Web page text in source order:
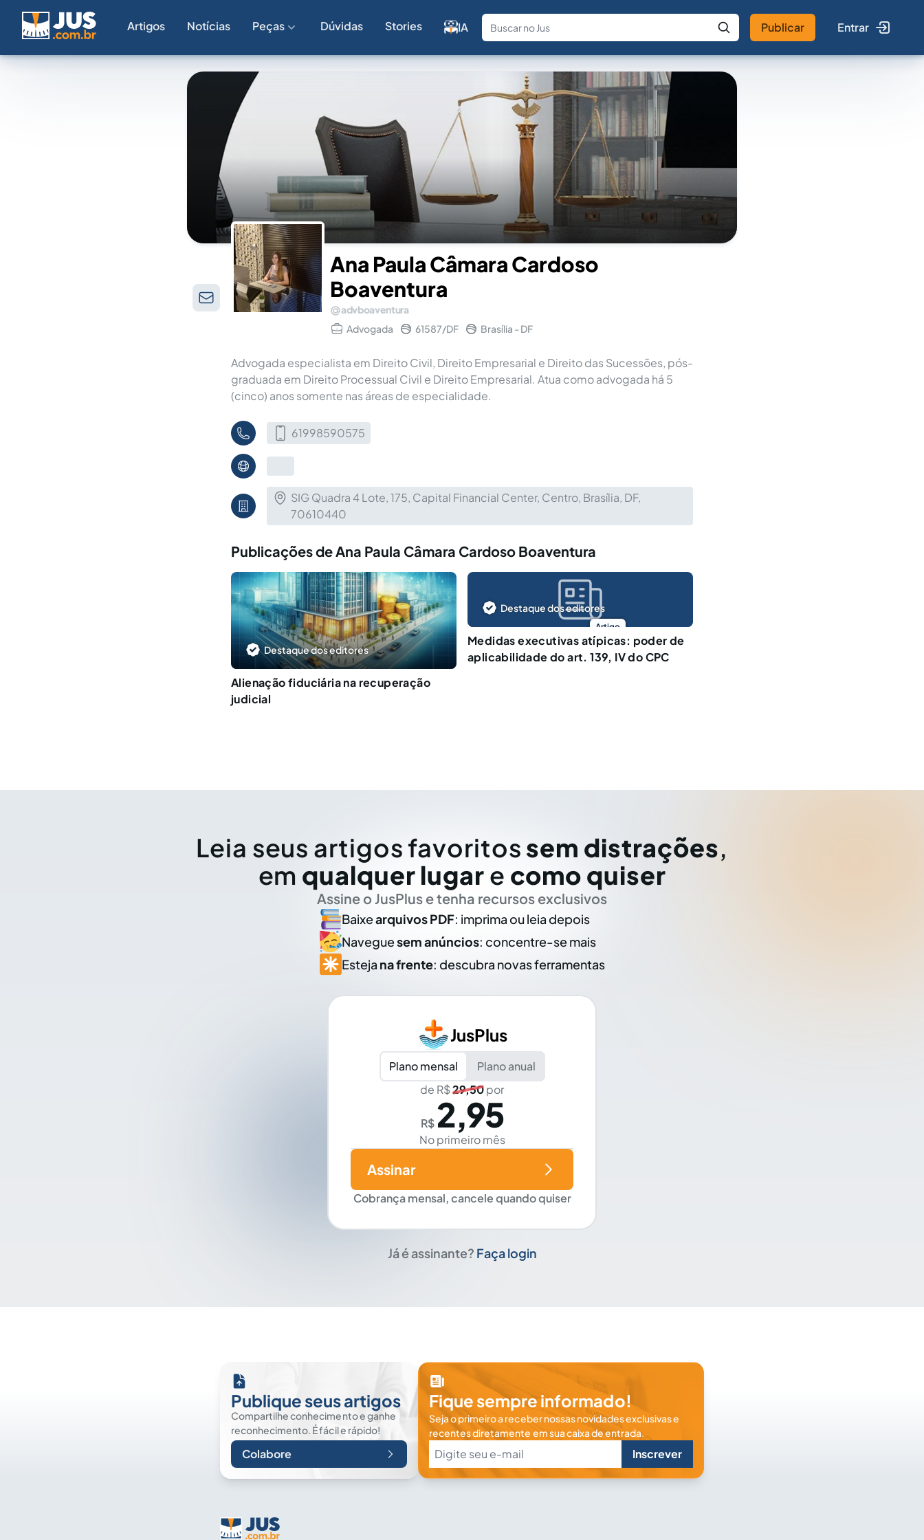
Artigos Notícias Peças Dúvidas Stories IA
Fale com a IA Buscar no Jus
Publicar Entrar
Ana Paula Câmara Cardoso
Boaventura
advboaventura
Advogada
61587/DF Brasília - DF
Advogada especialista em Direito Civil, Direito Empresarial e Direito das Sucessões, pós-
graduada em Direito Processual Civil e Direito Empresarial. Atua como advogada há 5
(cinco) anos somente nas áreas de especialidade.
61998590575
SIG Quadra 4 Lote, 175, Capital Financial Center, Centro, Brasília, DF,
70610440
Publicações de Ana Paula Câmara Cardoso Boaventura
Destaque dos editores
Alienação fiduciária na recuperação
judicial
Artigo
Destaque dos editores
Medidas executivas atípicas: poder de
aplicabilidade do art. 139, IV do CPC
Leia seus artigos favoritos sem distrações,
em qualquer lugar e como quiser
Assine o JusPlus e tenha recursos exclusivos
Baixearquivos PDF: imprima ou leia depois
Naveguesem anúncios: concentre-se mais
Esteja na frente: descubra novas ferramentas
JusPlus
Plano mensal
Plano anual
de R$29,50por
R$ 2,95
No primeiro mês
Cobrança mensal, cancele quando quiser
Assinar
Já é assinante? Faça login
Publique seus artigos
Compartilhe conhecimento e ganhe
reconhecimento. É fácil e rápido!
Colabore
Fique sempre informado!
Seja o primeiro a receber nossas novidades exclusivas e
recentes diretamente em sua caixa de entrada.
Inscrever